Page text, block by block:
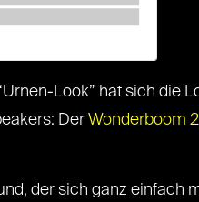
Look” hat sich die
Der Wonderboom 2
der sich ganz